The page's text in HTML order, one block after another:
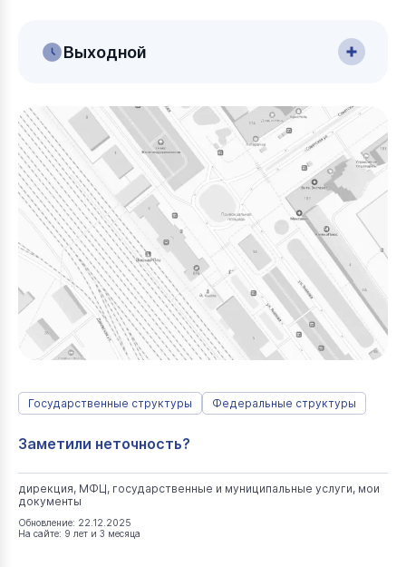
Выходной
Государственные структуры Федеральные структуры
Заметили неточность?
дирекция, МФЦ, государственные и муниципальные услуги, мои
документы
Обновление: 22.12.2025
На сайте: 9 лет и 3 месяца